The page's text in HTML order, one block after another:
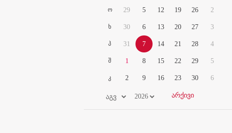
ო
ხ
პ
შ
კ
29
30
31
1
2
5
6
7
8
9
12
13
14
15
16
19
20
21
22
23
26
27
28
29
30
2
3
4
5
6